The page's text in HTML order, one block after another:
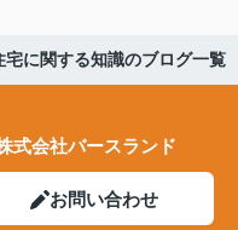
宅に関する知識のブログ一覧
式会社バースランド
お問い合わせ